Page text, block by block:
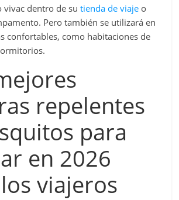
vivac dentro de sutienda de viaje o
Pero también se utilizará en
confortables, como habitaciones de
repelentes
para
en 2026
viajeros